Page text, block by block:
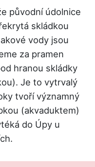
původní údolnice
skládkou
vody jsou
za pramen
hranou skládky
Je to vytrvalý
tvoří významný
(akvaduktem)
do Úpy u